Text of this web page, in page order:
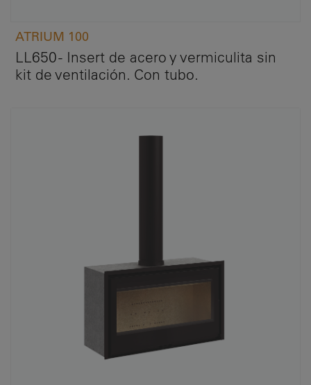
ATRIUM 100
LL650 - Insert de acero y vermiculita sin
kit de ventilación. Con tubo.